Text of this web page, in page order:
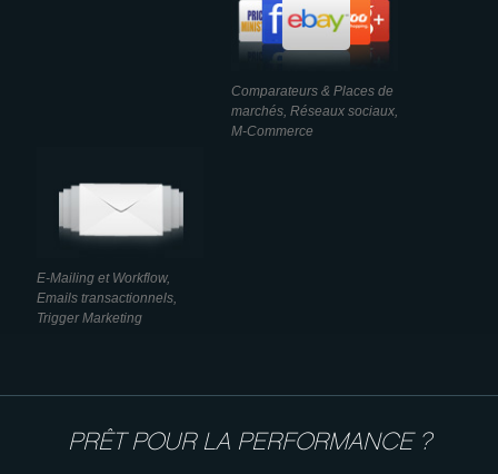
Comparateurs & Places de
marchés, Réseaux sociaux,
M-Commerce
E-Mailing et Workflow,
Emails transactionnels,
Trigger Marketing
PRÊT POUR LA PERFORMANCE ?